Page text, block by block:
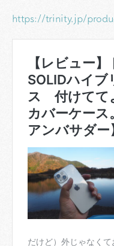
https://trinity.jp/